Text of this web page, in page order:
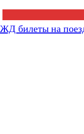
ЖД билеты на